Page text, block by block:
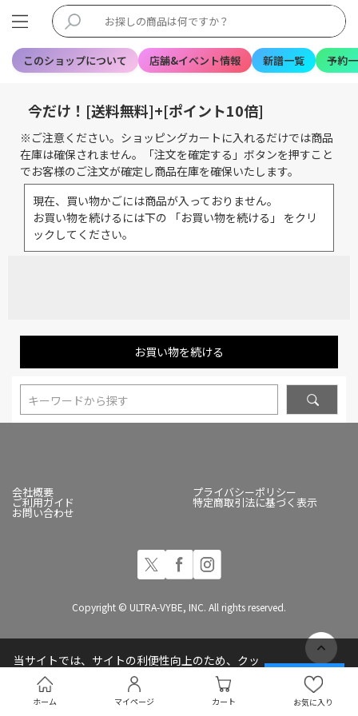
このショップについて 店舗&イベント情報 新譜一覧 予約
ホーム マイページ カート お気に入り
今だけ！[送料無料]+[ポイント10倍]
※ご注意ください。ショッピングカートに入れるだけでは商品
在庫は確保されません。「注文を確定する」ボタンを押すこと
でお客様のご注文が確定し商品在庫を確保いたします。
現在、買い物かごには商品が入っておりません。
お買い物を続けるには下の 「お買い物を続ける」 をクリ
ックしてください。
お買い物を続ける
キーワードから探す
会社概要 プライバシーポリシー
ご利用ガイド 特定商取引法に基づく表示
お問い合わせ
Copyright © ULTRA-VYBE, INC. All rights reserved.
当サイトでは、サイトの利便性向上のため、クッ
キー(Cookie)を使用しています
プライバシーポリシー
承諾する